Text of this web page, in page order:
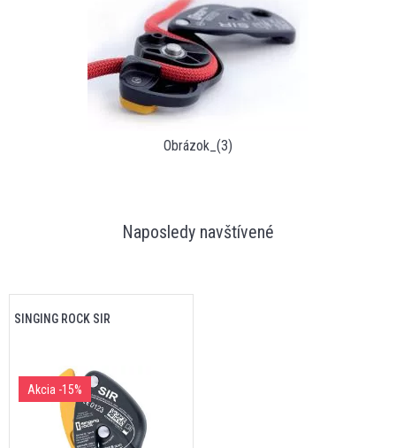
Obrázok_(3)
Naposledy navštívené
SINGING ROCK SIR
Akcia -15%